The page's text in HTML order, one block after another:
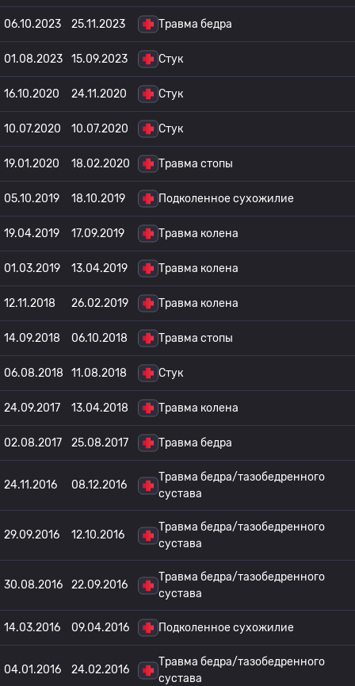
06.10.2023 25.11.2023 Травма бедра
01.08.2023 15.09.2023 Стук
16.10.2020 24.11.2020 Стук
10.07.2020 10.07.2020 Стук
19.01.2020 18.02.2020 Травма стопы
05.10.2019 18.10.2019 Подколенное сухожилие
19.04.2019 17.09.2019 Травма колена
01.03.2019 13.04.2019 Травма колена
12.11.2018 26.02.2019 Травма колена
14.09.2018 06.10.2018 Травма стопы
06.08.2018 11.08.2018 Стук
24.09.2017 13.04.2018 Травма колена
02.08.2017 25.08.2017 Травма бедра
24.11.2016 08.12.2016
Травма бедра/тазобедренного
сустава
29.09.2016 12.10.2016
Травма бедра/тазобедренного
сустава
30.08.2016 22.09.2016
Травма бедра/тазобедренного
сустава
14.03.2016 09.04.2016 Подколенное сухожилие
04.01.2016 24.02.2016
Травма бедра/тазобедренного
сустава